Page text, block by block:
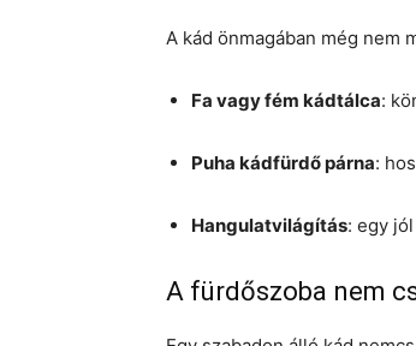
A kád önmagában még nem
Fa vagy fém kádtálca:
Puha kádfürdő párna:
Hangulatvilágítás: egy
A fürdőszoba nem